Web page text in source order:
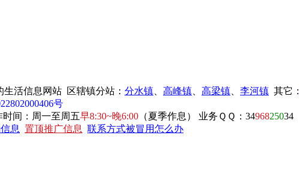
生活信息网站 区辖镇分站： 分水镇 高峰镇 高梁镇 李河镇 其它：
号
时间：周一至周五早8:30~晚6:00 （夏季作息） 业务ＱＱ：3496825034
息 置顶推广信息 联系方式被冒用怎么办